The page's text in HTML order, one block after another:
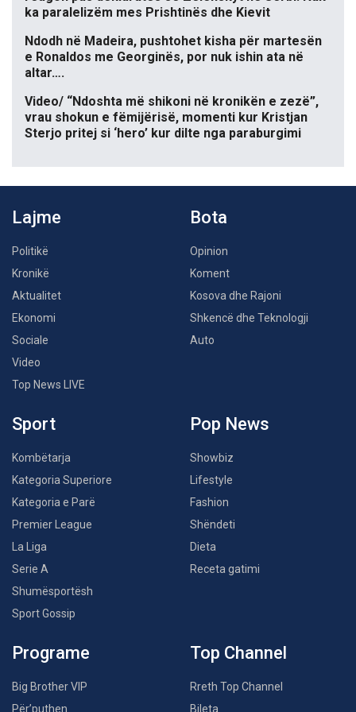
ka paralelizëm mes Prishtinës dhe Kievit
Ndodh në Madeira, pushtohet kisha për martesën
e Ronaldos me Georginës, por nuk ishin ata në
altar….
Video/ “Ndoshta më shikoni në kronikën e zezë”,
vrau shokun e fëmijërisë, momenti kur Kristjan
Sterjo pritej si ‘hero’ kur dilte nga paraburgimi
Lajme
Politikë
Kronikë
Aktualitet
Ekonomi
Sociale
Video
Top News LIVE
Bota
Opinion
Koment
Kosova dhe Rajoni
Shkencë dhe Teknologji
Auto
Sport
Kombëtarja
Kategoria Superiore
Kategoria e Parë
Premier League
La Liga
Serie A
Shumësportësh
Sport Gossip
Pop News
Showbiz
Lifestyle
Fashion
Shëndeti
Dieta
Receta gatimi
Programe
Big Brother VIP
Për’puthen
Top Channel
Rreth Top Channel
Bileta